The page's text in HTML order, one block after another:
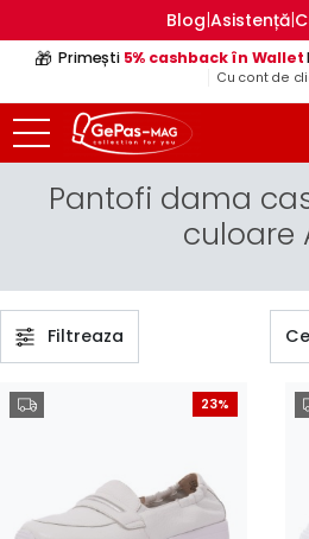
Blog|Asistență|
🎁 Primești 5% cashback în Wallet
Cu cont de
Pantofi dama
culoare
Filtreaza
23%